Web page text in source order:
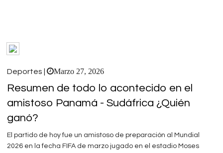
ENTRETENIMIENTO
EMPODERAMIENTO
Brecha salarial por género se ubica en 5.77% a favor de los hombres
Deportes | Marzo 27, 2026
Resumen de todo lo acontecido en el
amistoso Panamá - Sudáfrica ¿Quién
ganó?
El partido de hoy fue un amistoso de preparación al Mundial
2026 en la fecha FIFA de marzo jugado en el estadio Moses